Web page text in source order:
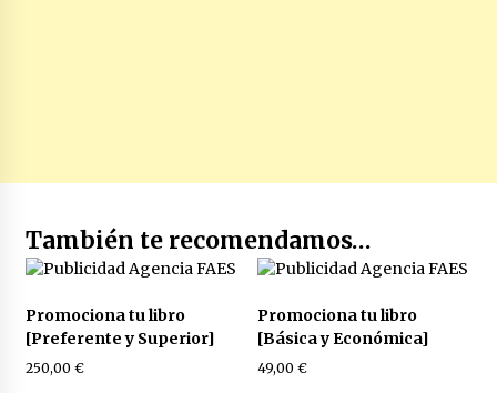
También te recomendamos…
Promociona tu libro
[Preferente y Superior]
250,00 €
Promociona tu libro
[Básica y Económica]
49,00€